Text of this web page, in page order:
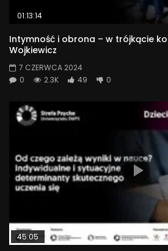
01:13:14
Intymność i obrona – w trójkącie
Wojkiewicz
7 CZERWCA 2024
0
2.3K 49 0
45:05